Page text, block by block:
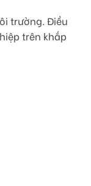
trường. Điều
trên khắp